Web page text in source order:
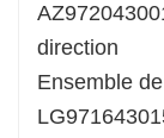
conception
d'ensembles
avec des
pratique. Le
direction
Ensemble